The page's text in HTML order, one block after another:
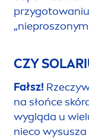
nasilenia
niewinnie
prowadzić do
nawet
Jeżeli nasze
niezapalny